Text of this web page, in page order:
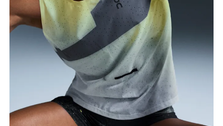
Brustumfang
grössten ist. Achte darauf, das Massband gerade zu
Taille
Miss den Umfang deiner natürlichen Taille. Dort,